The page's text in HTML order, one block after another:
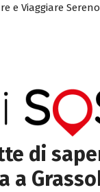
e Viaggiare
di
a